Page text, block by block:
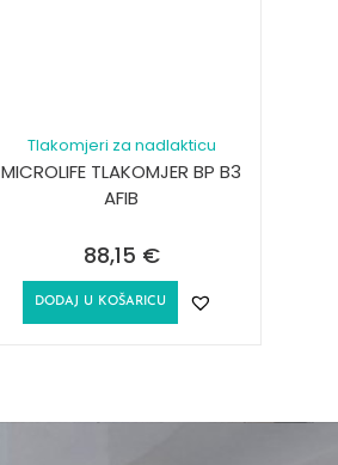
Tlakomjeri za nadlakticu
MICROLIFE TLAKOMJER BP B3
AFIB
88,15 €
DODAJ U KOŠARICU